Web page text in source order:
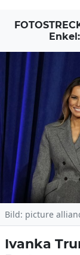
Bild: picture
Ivanka